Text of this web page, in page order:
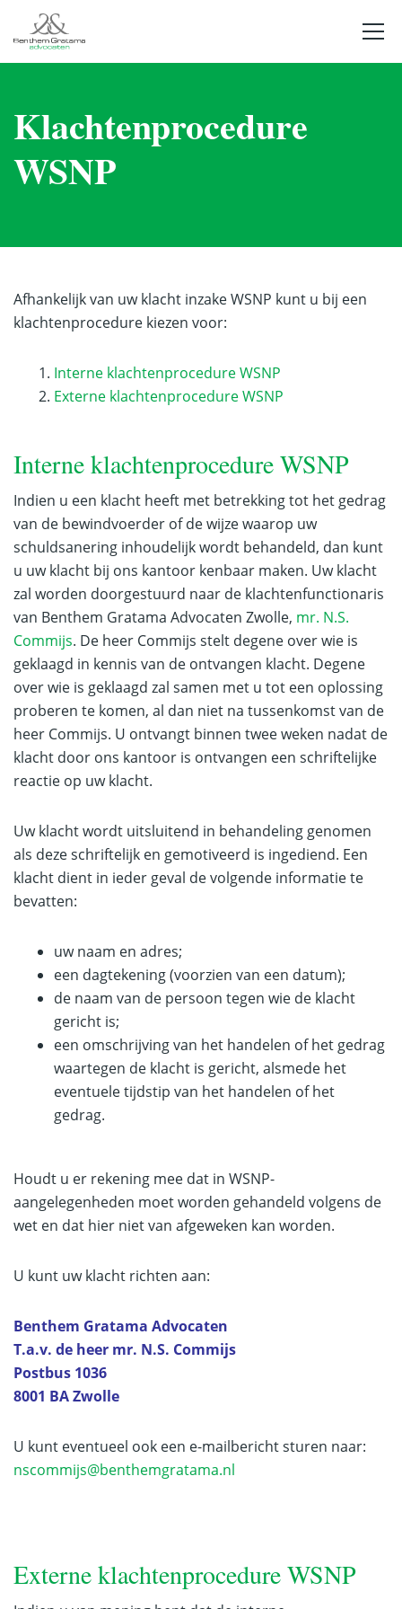
Klachtenprocedure
WSNP
Afhankelijk van uw klacht inzake WSNP kunt u bij een
klachtenprocedure kiezen voor:
Interne klachtenprocedure WSNP
Externe klachtenprocedure WSNP
Interne klachtenprocedure WSNP
Indien u een klacht heeft met betrekking tot het gedrag
van de bewindvoerder of de wijze waarop uw
schuldsanering inhoudelijk wordt behandeld, dan kunt
u uw klacht bij ons kantoor kenbaar maken. Uw klacht
zal worden doorgestuurd naar de klachtenfunctionaris
van Benthem Gratama Advocaten Zwolle, mr. N.S.
Commijs. De heer Commijs stelt degene over wie is
geklaagd in kennis van de ontvangen klacht. Degene
over wie is geklaagd zal samen met u tot een oplossing
proberen te komen, al dan niet na tussenkomst van de
heer Commijs. U ontvangt binnen twee weken nadat de
klacht door ons kantoor is ontvangen een schriftelijke
reactie op uw klacht.
Uw klacht wordt uitsluitend in behandeling genomen
als deze schriftelijk en gemotiveerd is ingediend. Een
klacht dient in ieder geval de volgende informatie te
bevatten:
uw naam en adres;
een dagtekening (voorzien van een datum);
de naam van de persoon tegen wie de klacht
gericht is;
een omschrijving van het handelen of het gedrag
waartegen de klacht is gericht, alsmede het
eventuele tijdstip van het handelen of het
gedrag.
Houdt u er rekening mee dat in WSNP-
aangelegenheden moet worden gehandeld volgens de
wet en dat hier niet van afgeweken kan worden.
U kunt uw klacht richten aan:
Benthem Gratama Advocaten
T.a.v. de heer mr. N.S. Commijs
Postbus 1036
8001 BA Zwolle
U kunt eventueel ook een e-mailbericht sturen naar:
nscommijs@benthemgratama.nl
Externe klachtenprocedure WSNP